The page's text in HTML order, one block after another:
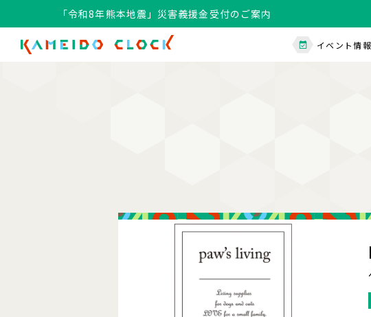
「令和8年熊本地震」災害義援金受付のご案内
イベント情報